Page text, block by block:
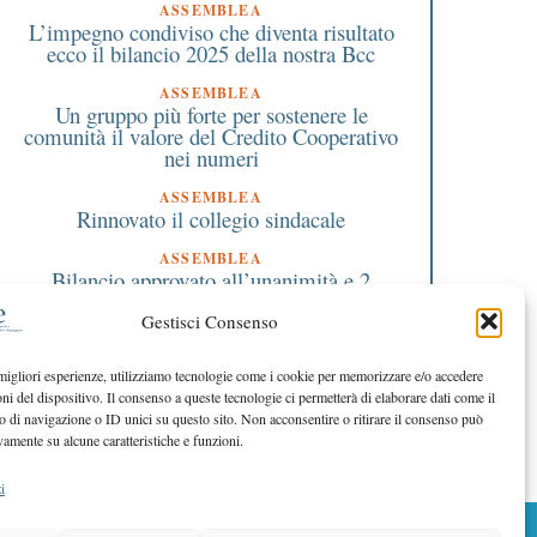
Gestisci Consenso
esperienze, utilizziamo tecnologie come i cookie per memorizzare e/o accedere
del dispositivo. Il consenso a queste tecnologie ci permetterà di elaborare dati come il
di navigazione o ID unici su questo sito. Non acconsentire o ritirare il consenso può
su alcune caratteristiche e funzioni.
ASSEMBLEA
L’impegno condiviso che diventa risultato
ecco il bilancio 2025 della nostra Bcc
ASSEMBLEA
Un gruppo più forte per sostenere le
comunità il valore del Credito Cooperativo
nei numeri
ASSEMBLEA
Rinnovato il collegio sindacale
ASSEMBLEA
Bilancio approvato all’unanimità e 2
EDITORIALE PRESIDENTE
Costruire futuro insieme